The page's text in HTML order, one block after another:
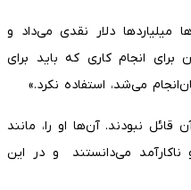
میلیاردها دلار نقدی می‌داد و
انجام کاری که باید برای
می‌شد، استفاده نکرد.»
قائل نبودند. آن‌ها او را، مانند
می‌دانستند و در این